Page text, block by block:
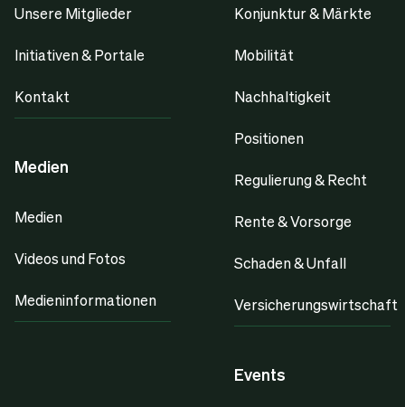
Unsere Mitglieder
Initiativen & Portale
Kontakt
Medien
Medien
Videos und Fotos
Medieninformationen
Konjunktur & Märkte
Mobilität
Nachhaltigkeit
Positionen
Regulierung & Recht
Rente & Vorsorge
Schaden & Unfall
Versicherungswirtschaft
Events